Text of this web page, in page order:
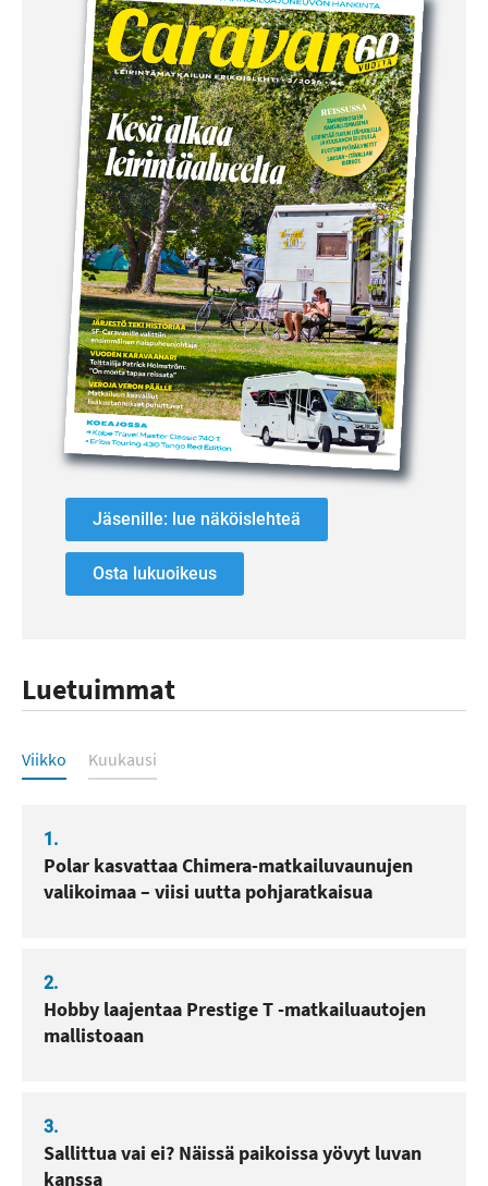
Jäsenille: lue näköislehteä
Osta lukuoikeus
Luetuimmat
Luetuimmat
Viikko Kuukausi
1.
Polar kasvattaa Chimera-matkailuvaunujen
valikoimaa – viisi uutta pohjaratkaisua
2.
Hobby laajentaa Prestige T -matkailuautojen
mallistoaan
3.
Sallittua vai ei? Näissä paikoissa yövyt luvan
kanssa